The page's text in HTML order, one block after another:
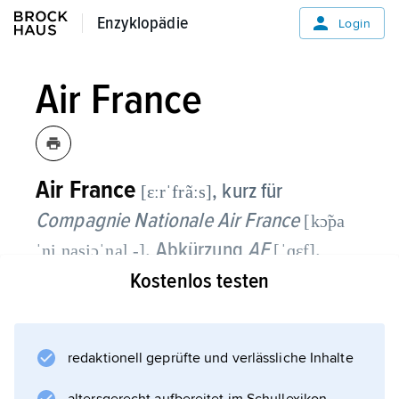
Enzyklopädie
Enzyklopädie Login
Air France
Air France [εːrˈfrãːs], kurz für
Compagnie Nationale Air France [kɔ̃pa
ˈɲi nasjɔˈnal -], Abkürzung AF[ˈɑεf],
führende französische
(seit 1997 mit dieser fusioniert) und
Übernahme der privaten Fluggesellschaft
Kostenlos testen
redaktionell geprüfte und verlässliche Inhalte